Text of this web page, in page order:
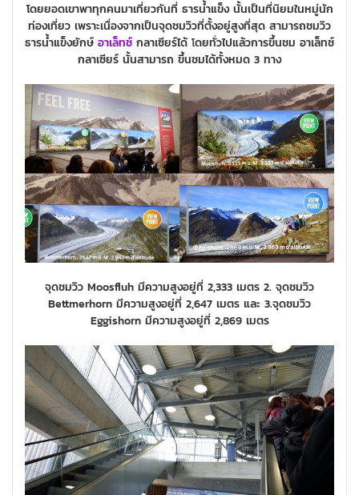
โดยยอดเขาพาทุกคนมาเที่ยวกันที่ ธารน้ำแข็งนั้นเป็นที่นิยมในหมู่นัก
ท่องเที่ยว เพราะเนื่องจากเป็นจุดชมวิวที่ตั้งอยู่สูงที่สุด สามารถชมวิว
ธารน้ำแข็งยักษ์ อาเล็ทช์ กลาเซียร์ได้ โดยทั่วไปแล้วการขึ้นชม อาเล็ทช์
กลาเซียร์ นั้นสามารถ ขึ้นชมได้ทั้งหมด 3 ทาง
จุดชมวิว Moosfluh มีความสูงอยู่ที่ 2,333 เมตร 2. จุดชมวิว
Bettmerhorn มีความสูงอยู่ที่ 2,647 เมตร และ 3.จุดชมวิว
Eggishorn มีความสูงอยู่ที่ 2,869 เมตร